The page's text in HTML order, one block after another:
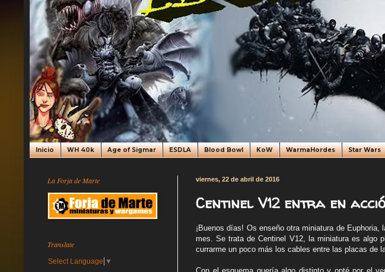
Inicio WH 40k Age of Sigmar ESDLA Blood Bowl KoW WarmaHordes Star Wars
viernes, 22 de abril de 2016
Centinel V12 entra en
¡Buenos días! Os enseño otra miniatura de
mes. Se trata de Centinel V12, la miniatura es algo
currarme un poco más los cables entre las placas de
La Forja de Marte
Translate
Select Language ▼